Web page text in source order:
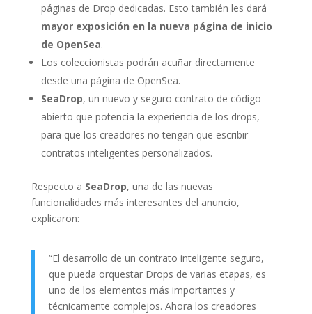
páginas de Drop dedicadas. Esto también les dará
mayor exposición en la nueva página de inicio
de OpenSea.
Los coleccionistas podrán acuñar directamente
desde una página de OpenSea.
SeaDrop, un nuevo y seguro contrato de código
abierto que potencia la experiencia de los drops,
para que los creadores no tengan que escribir
contratos inteligentes personalizados.
Respecto a SeaDrop, una de las nuevas
funcionalidades más interesantes del anuncio,
explicaron:
“El desarrollo de un contrato inteligente seguro,
que pueda orquestar Drops de varias etapas, es
uno de los elementos más importantes y
técnicamente complejos. Ahora los creadores